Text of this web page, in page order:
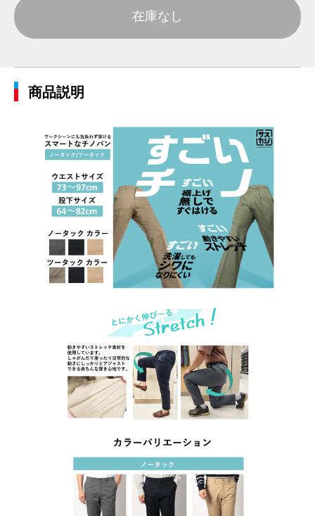
在庫なし
商品説明